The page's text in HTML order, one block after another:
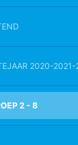
2020-
2 - 8